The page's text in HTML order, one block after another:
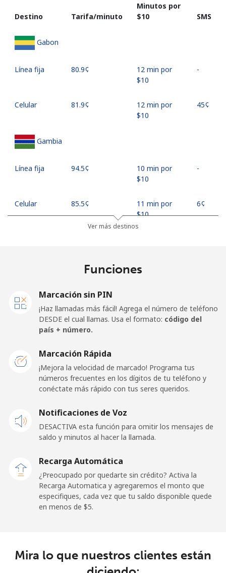
Destino Tarifa/minuto
Minutos por
⁦$10⁩
SMS
Gabon
Línea fija ⁦80.9¢⁩
12 min por
⁦$10⁩
-
Celular ⁦81.9¢⁩
12 min por
⁦$10⁩
⁦45¢⁩
Gambia
Línea fija ⁦94.5¢⁩
10 min por
⁦$10⁩
-
Celular ⁦85.5¢⁩
11 min por
⁦$10⁩
⁦6¢⁩
⁦44.5¢⁩
22 min por
Celular
⁦$10⁩
Línea fija ⁦1.5¢⁩
665 min por
⁦$10⁩
Ghana
Línea fija ⁦48.9¢⁩
⁦$10⁩
⁦36.9¢⁩
27 min por
-
Ver más destinos
Funciones
Marcación sin PIN
¡Haz llamadas más fácil! Agrega el número de teléfono
DESDE el cual llamas. Usa el formato: código del
país + número.
Marcación Rápida
¡Mejora la velocidad de marcado! Programa tus
números frecuentes en los dígitos de tu teléfono y
conéctate más rápido con tus seres queridos.
Notificaciones de Voz
DESACTIVA esta función para omitir los mensajes de
saldo y minutos al hacer la llamada.
Recarga Automática
¿Preocupado por quedarte sin crédito? Activa la
Recarga Automatica y agregaremos el monto que
especifiques, cada vez que tu saldo disponible quede
en menos de ⁦$5⁩.
Mira lo que nuestros clientes están